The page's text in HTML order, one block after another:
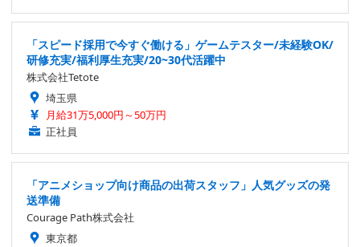
「スピード採用で今すぐ働ける」ゲームテスター/未経験OK/
研修充実/福利厚生充実/20~30代活躍中
株式会社Tetote
埼玉県
月給31万5,000円～50万円
正社員
「アニメショップ向け商品の出荷スタッフ」人気グッズの発
送準備
Courage Path株式会社
東京都